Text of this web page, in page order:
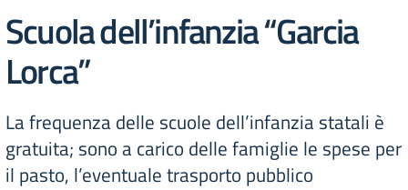
Scuola dell’infanzia “Garcia
Lorca”
La frequenza delle scuole dell’infanzia statali è
gratuita; sono a carico delle famiglie le spese per
il pasto, l’eventuale trasporto pubblico